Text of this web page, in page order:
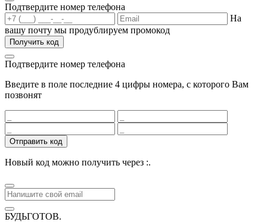
Подтвердите номер телефона
На
вашу почту мы продублируем промокод
Получить код
Подтвердите номер телефона
Введите в поле последние 4 цифры номера, с которого Вам
позвонят
Отправить код
Новый код можно получить через :.
БУДЬГОТОВ.